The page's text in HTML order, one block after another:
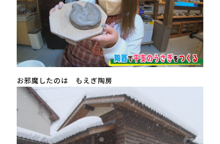
お邪魔したのは もえぎ陶房